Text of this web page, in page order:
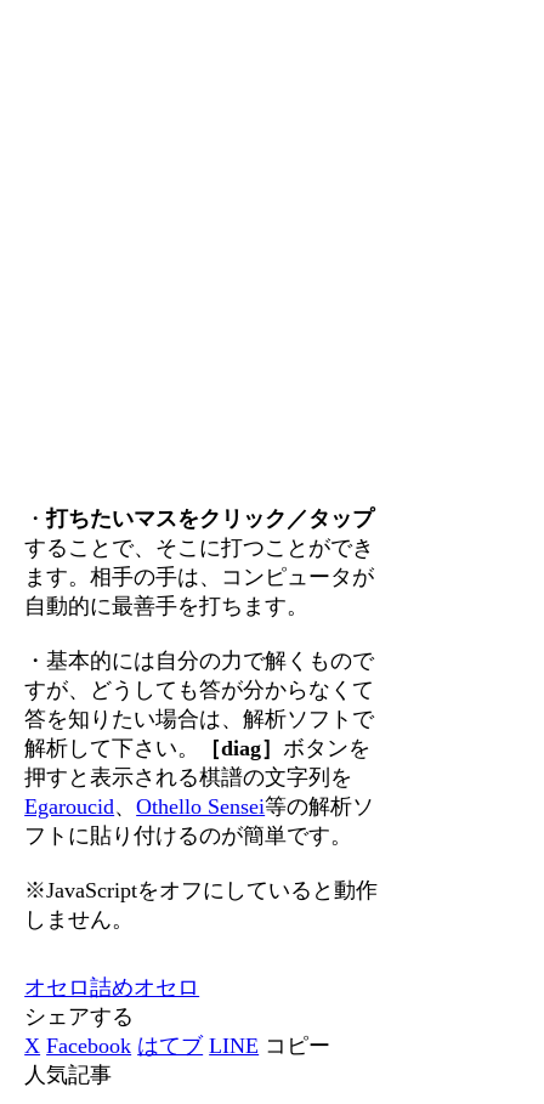
・打ちたいマスをクリック／タップ
することで、そこに打つことができ
ます。相手の手は、コンピュータが
自動的に最善手を打ちます。
・基本的には自分の力で解くもので
すが、どうしても答が分からなくて
答を知りたい場合は、解析ソフトで
解析して下さい。
［diag］ ボタンを
押すと表示される棋譜の文字列を
Egaroucid、Othello Sensei等の解析ソ
フトに貼り付けるのが簡単です。
※JavaScriptをオフにしていると動作
しません。
オセロ詰めオセロ
シェアする
X Facebook はてブ LINE コピー
人気記事